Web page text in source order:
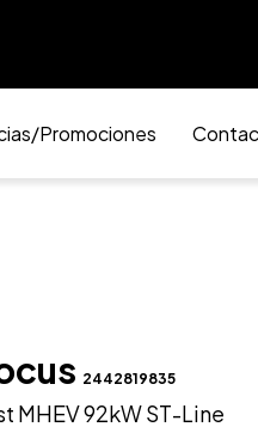
Promociones
2442819835
MHEV 92kW ST-Line